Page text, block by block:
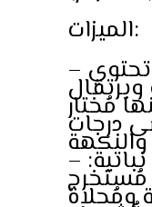
الميزات:
– تشكيلة فاخرة: تحتوي
مُختار
درجات
– شوكولاتة داكنة نباتية:
ومُحلاة